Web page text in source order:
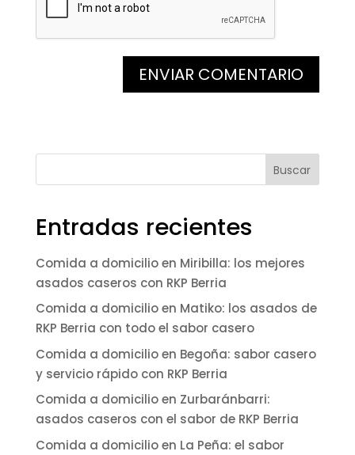
Buscar
Entradas recientes
Comida a domicilio en Miribilla: los mejores
asados caseros con RKP Berria
Comida a domicilio en Matiko: los asados de
RKP Berria con todo el sabor casero
Comida a domicilio en Begoña: sabor casero
y servicio rápido con RKP Berria
Comida a domicilio en Zurbaránbarri:
asados caseros con el sabor de RKP Berria
Comida a domicilio en La Peña: el sabor